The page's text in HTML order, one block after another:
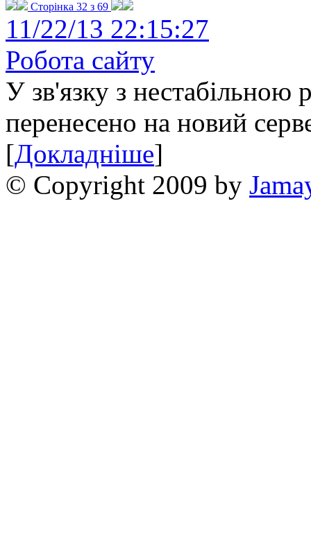
Сторінка 32 з 69
11/22/13 22:15:27
Робота сайту
У зв'язку з нестабільною
перенесено на новий
[Докладніше]
© Copyright 2009 by